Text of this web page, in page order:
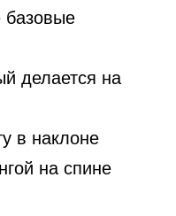
делается на
в наклоне
на спине